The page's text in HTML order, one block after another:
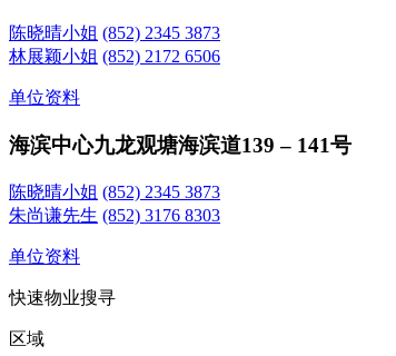
陈晓晴小姐 (852) 2345 3873
林展颖小姐 (852) 2172 6506
单位资料
海滨中心九龙观塘海滨道139 – 141号
陈晓晴小姐 (852) 2345 3873
朱尚谦先生 (852) 3176 8303
单位资料
快速物业搜寻
区域